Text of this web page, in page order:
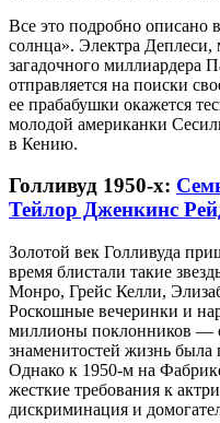
Все это подробно описано
солнца». Электра
загадочного миллиардера
отправляется на поиски
ее прабабушки окажется
молодой американки
в Кению.
Голливуд 1950-х:
Тейлор Дженкинс
Золотой век Голливуда
время блистали такие
Монро, Грейс Келли,
Роскошные вечеринки и
миллионы поклонников —
знаменитостей жизнь
Однако к 1950-м на
жесткие требования к
дискриминация и